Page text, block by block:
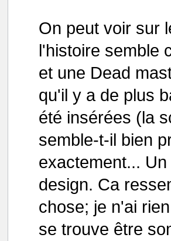
On peut voir sur
l'histoire semble
et une Dead
qu'il y a de plus
été insérées (la
semble-t-il bien
exactement...
design. Ca
chose; je n'ai
se trouve être